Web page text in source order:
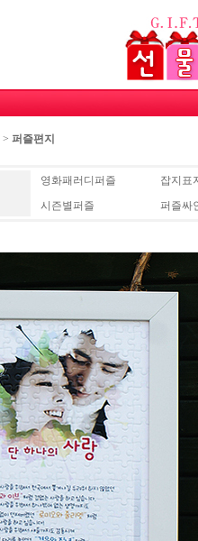
> 퍼즐편지
영화패러디퍼즐
잡지표
시즌별퍼즐
퍼즐싸